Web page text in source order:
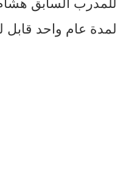
لمدة عام واحد قابل